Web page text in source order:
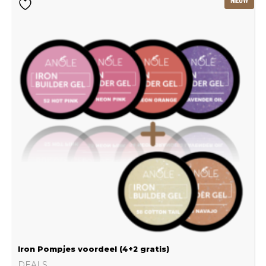
Iron Pompjes voordeel (4+2 gratis)